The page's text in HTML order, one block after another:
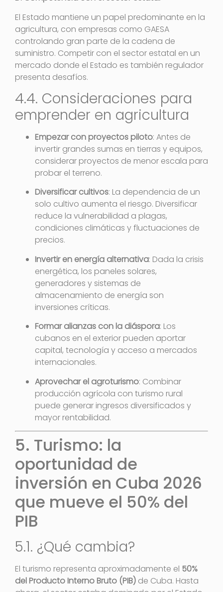
El Estado mantiene un papel predominante en la
agricultura, con empresas como GAESA
controlando gran parte de la cadena de
suministro. Competir con el sector estatal en un
mercado donde el Estado es también regulador
presenta desafíos.
4.4. Consideraciones para
emprender en agricultura
Empezar con proyectos piloto: Antes de
invertir grandes sumas en tierras y equipos,
considerar proyectos de menor escala para
probar el terreno.
Diversificar cultivos: La dependencia de un
solo cultivo aumenta el riesgo. Diversificar
reduce la vulnerabilidad a plagas,
condiciones climáticas y fluctuaciones de
precios.
Invertir en energía alternativa: Dada la crisis
energética, los paneles solares,
generadores y sistemas de
almacenamiento de energía son
inversiones críticas.
Formar alianzas con la diáspora: Los
cubanos en el exterior pueden aportar
capital, tecnología y acceso a mercados
internacionales.
Aprovechar el agroturismo: Combinar
producción agrícola con turismo rural
puede generar ingresos diversificados y
mayor rentabilidad.
5. Turismo: la
oportunidad de
inversión en Cuba 2026
que mueve el 50% del
PIB
5.1. ¿Qué cambia?
El turismo representa aproximadamente el 50%
del Producto Interno Bruto (PIB) de Cuba. Hasta